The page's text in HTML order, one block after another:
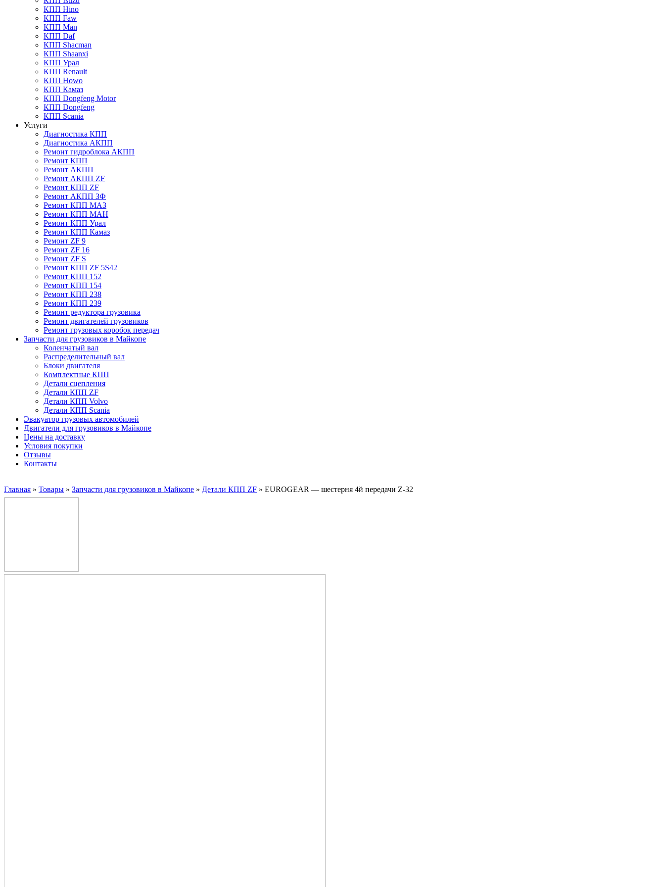
КПП Hino
КПП Faw
КПП Man
КПП Daf
КПП Shacman
КПП Shaanxi
КПП Урал
КПП Renault
КПП Howo
КПП Камаз
КПП Dongfeng Motor
КПП Dongfeng
КПП Scania
Услуги
Диагностика КПП
Диагностика АКПП
Ремонт гидроблока АКПП
Ремонт КПП
Ремонт АКПП
Ремонт АКПП ZF
Ремонт КПП ZF
Ремонт АКПП ЗФ
Ремонт КПП МАЗ
Ремонт КПП МАН
Ремонт КПП Урал
Ремонт КПП Камаз
Ремонт ZF 9
Ремонт ZF 16
Ремонт ZF S
Ремонт КПП ZF 5S42
Ремонт КПП 152
Ремонт КПП 154
Ремонт КПП 238
Ремонт КПП 239
Ремонт редуктора грузовика
Ремонт двигателей грузовиков
Ремонт грузовых коробок передач
Запчасти для грузовиков в Майкопе
Коленчатый вал
Распределительный вал
Блоки двигателя
Комплектные КПП
Детали сцепления
Детали КПП ZF
Детали КПП Volvo
Детали КПП Scania
Эвакуатор грузовых автомобилей
Двигатели для грузовиков в Майкопе
Цены на доставку
Условия покупки
Отзывы
Контакты
Главная » Товары » Запчасти для грузовиков в Майкопе » Детали КПП ZF » EUROGEAR — шестерня 4й передачи Z-32